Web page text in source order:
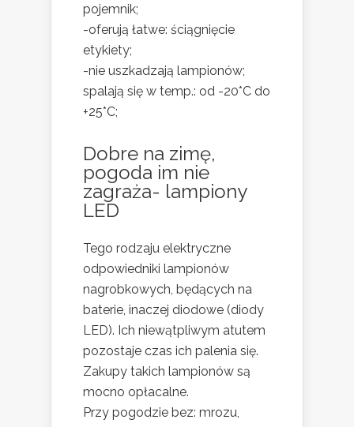
pojemnik;
-oferują łatwe: ściągnięcie
etykiety;
-nie uszkadzają lampionów;
spalają się w temp.: od -20*C do
+25*C;
Dobre na zimę,
pogoda im nie
zagraża- lampiony
LED
Tego rodzaju elektryczne
odpowiedniki lampionów
nagrobkowych, będących na
baterie, inaczej diodowe (diody
LED). Ich niewątpliwym atutem
pozostaje czas ich palenia się.
Zakupy takich lampionów są
mocno opłacalne.
Przy pogodzie bez: mrozu,